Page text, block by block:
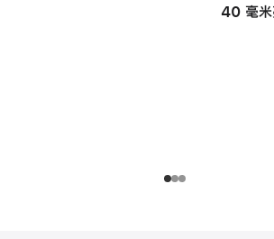
40 毫米